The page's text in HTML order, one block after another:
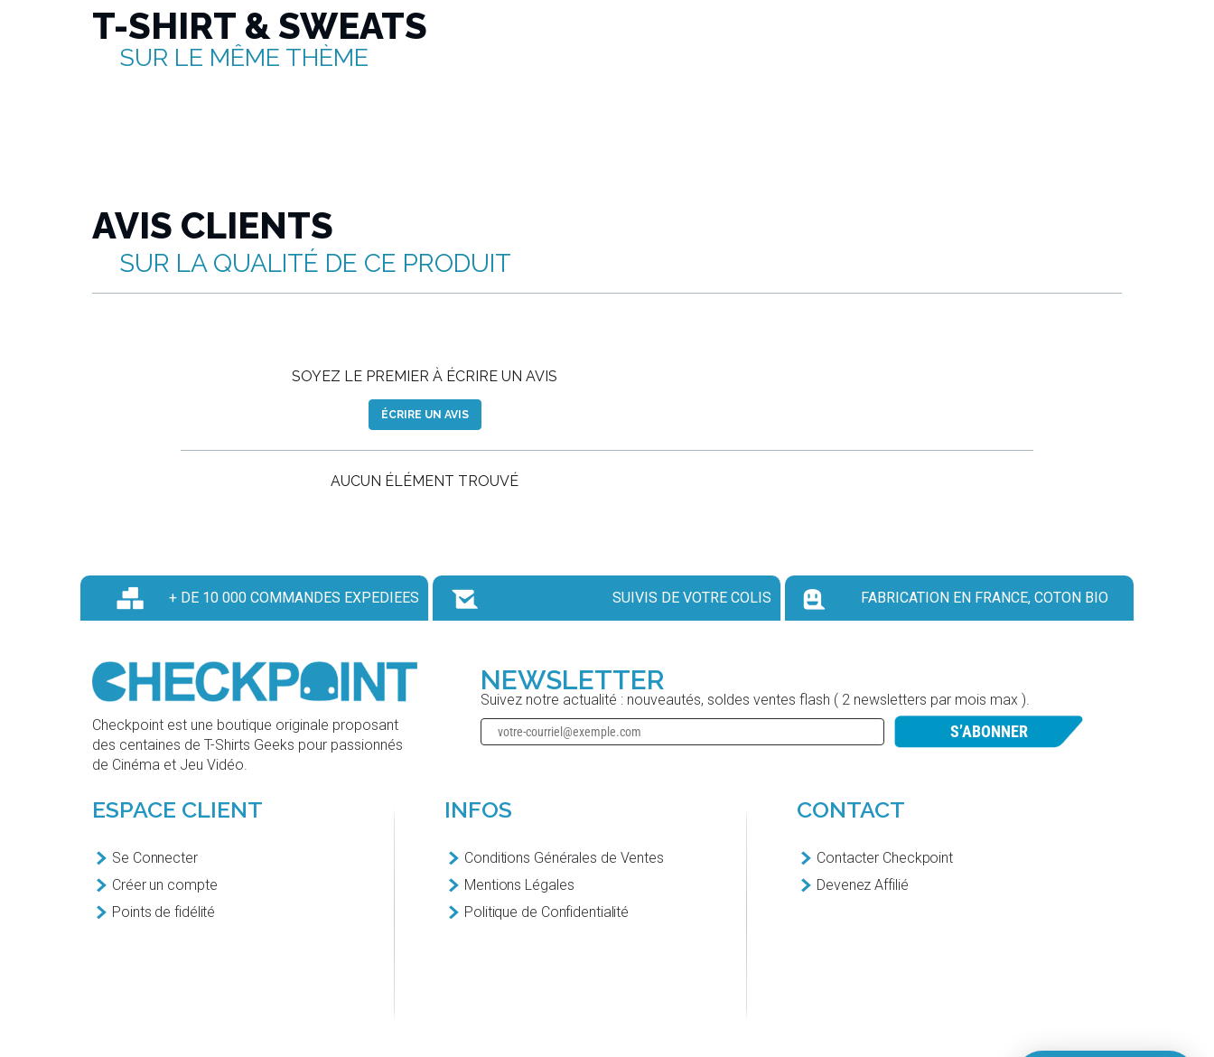
T-SHIRT & SWEATS
SUR LE MÊME THÈME
AVIS CLIENTS
SUR LA QUALITÉ DE CE PRODUIT
SOYEZ LE PREMIER À ÉCRIRE UN AVIS
ÉCRIRE UN AVIS
AUCUN ÉLÉMENT TROUVÉ
+ DE 10 000 COMMANDES EXPEDIEES SUIVIS DE VOTRE COLIS FABRICATION EN FRANCE, COTON BIO
Checkpoint est une boutique originale proposant
des centaines de T-Shirts Geeks pour passionnés
de Cinéma et Jeu Vidéo.
NEWSLETTER
Suivez notre actualité : nouveautés, soldes ventes flash ( 2 newsletters par mois max ).
S’ABONNER
ESPACE CLIENT
Se Connecter
Créer un compte
Points de fidélité
INFOS
Conditions Générales de Ventes
Mentions Légales
Politique de Confidentialité
CONTACT
Contacter Checkpoint
Devenez Affilié